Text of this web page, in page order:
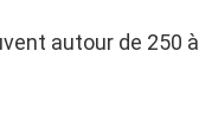
autour de 250 à